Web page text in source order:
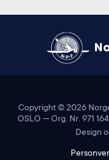
Copyright ©2026
OSLO — Org. Nr. 971
Design